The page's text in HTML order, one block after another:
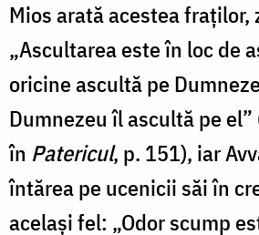
Mios arată acestea fraților,
„Ascultarea este în loc de
oricine ascultă pe
Dumnezeu îl ascultă pe el”
în Patericul, p. 151), iar
întărea pe ucenicii săi în
același fel: „Odor scump